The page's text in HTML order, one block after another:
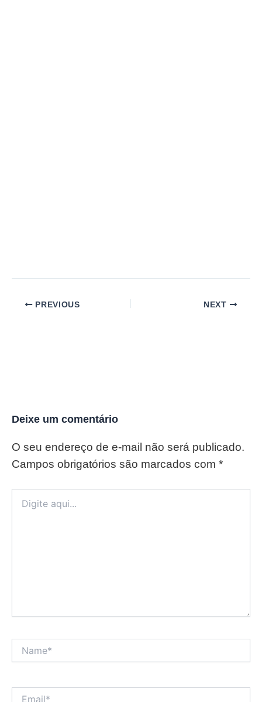
PREVIOUS NEXT
Deixe um comentário
O seu endereço de e-mail não será publicado.
Campos obrigatórios são marcados com *
aqui...